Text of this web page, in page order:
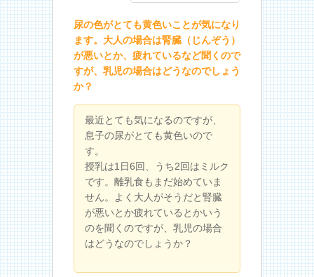
尿の色がとても黄色いことが気になり
ます。大人の場合は腎臓（じんぞう）
が悪いとか、疲れているなど聞くので
すが、乳児の場合はどうなのでしょう
か？
最近とても気になるのですが、
息子の尿がとても黄色いので
す。
授乳は1日6回、うち2回はミルク
です。離乳食もまだ始めていま
せん。よく大人がそうだと腎臓
が悪いとか疲れているとかいう
のを聞くのですが、乳児の場合
はどうなのでしょうか？